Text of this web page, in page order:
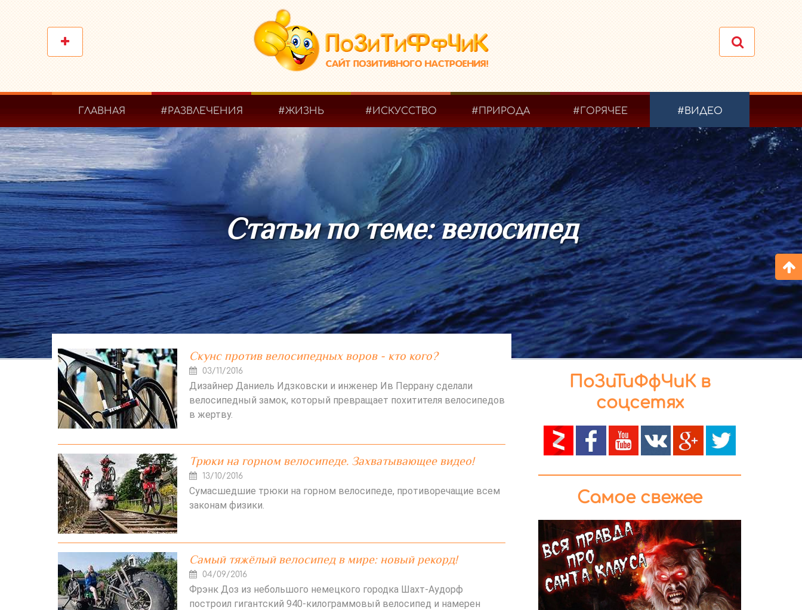
ГЛАВНАЯ #РАЗВЛЕЧЕНИЯ #ЖИЗНЬ #ИСКУССТВО #ПРИРОДА #ГОРЯЧЕЕ #ВИДЕО
Статьи по теме: велосипед
Скунс против велосипедных воров - кто кого?
03/11/2016
Дизайнер Даниель Идзковски и инженер Ив Перрану сделали
велосипедный замок, который превращает похитителя велосипедов
в жертву.
Трюки на горном велосипеде. Захватывающее видео!
13/10/2016
Сумасшедшие трюки на горном велосипеде, противоречащие всем
законам физики.
Самый тяжёлый велосипед в мире: новый рекорд!
04/09/2016
Фрэнк Доз из небольшого немецкого городка Шахт-Аудорф
построил гигантский 940-килограммовый велосипед и намерен
ПоЗиТиФфЧиК в
соцсетях
Самое свежее